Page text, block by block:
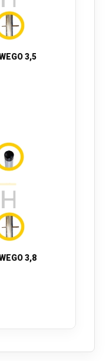
3,5
3,8